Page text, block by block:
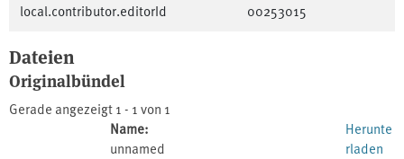
local.contributor.editorId 00253015
Dateien
Originalbündel
Gerade angezeigt1 - 1 von 1
Name:
unnamed
Herunte
rladen